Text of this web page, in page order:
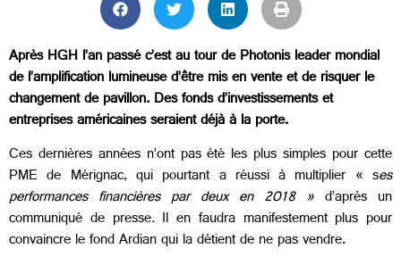
Après HGH l’an passé c’est au tour de Photonis leader mondial
de l’amplification lumineuse d’être mis en vente et de risquer le
changement de pavillon. Des fonds d’investissements et
entreprises américaines seraient déjà à la porte.
Ces dernières années n’ont pas été les plus simples pour cette
PME de Mérignac, qui pourtant a réussi à multiplier « ses
performances financières par deux en 2018 » d’après un
communiqué de presse.Il en faudra manifestement plus pour
convaincre le fond Ardian qui la détient de ne pas vendre.